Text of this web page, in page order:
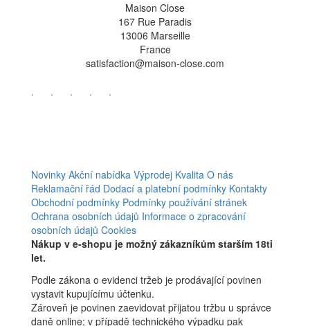
Maison Close
167 Rue Paradis
13006 Marseille
France
satisfaction@maison-close.com
. . . . .
Novinky Akční nabídka Výprodej Kvalita O nás
Reklamační řád Dodací a platební podmínky Kontakty
Obchodní podmínky Podmínky používání stránek
Ochrana osobních údajů Informace o zpracování
osobních údajů Cookies
Nákup v e-shopu je možný zákazníkům starším 18ti
let.
Podle zákona o evidenci tržeb je prodávající povinen
vystavit kupujícímu účtenku.
Zároveň je povinen zaevidovat přijatou tržbu u správce
daně online; v případě technického výpadku pak